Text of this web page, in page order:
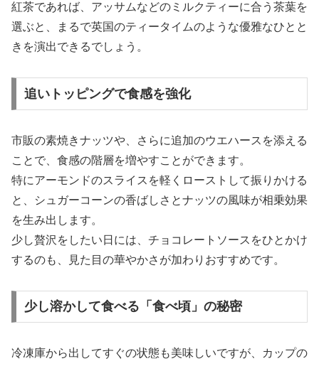
紅茶であれば、アッサムなどのミルクティーに合う茶葉を
選ぶと、まるで英国のティータイムのような優雅なひとと
きを演出できるでしょう。
追いトッピングで食感を強化
市販の素焼きナッツや、さらに追加のウエハースを添える
ことで、食感の階層を増やすことができます。
特にアーモンドのスライスを軽くローストして振りかける
と、シュガーコーンの香ばしさとナッツの風味が相乗効果
を生み出します。
少し贅沢をしたい日には、チョコレートソースをひとかけ
するのも、見た目の華やかさが加わりおすすめです。
少し溶かして食べる「食べ頃」の秘密
冷凍庫から出してすぐの状態も美味しいですが、カップの